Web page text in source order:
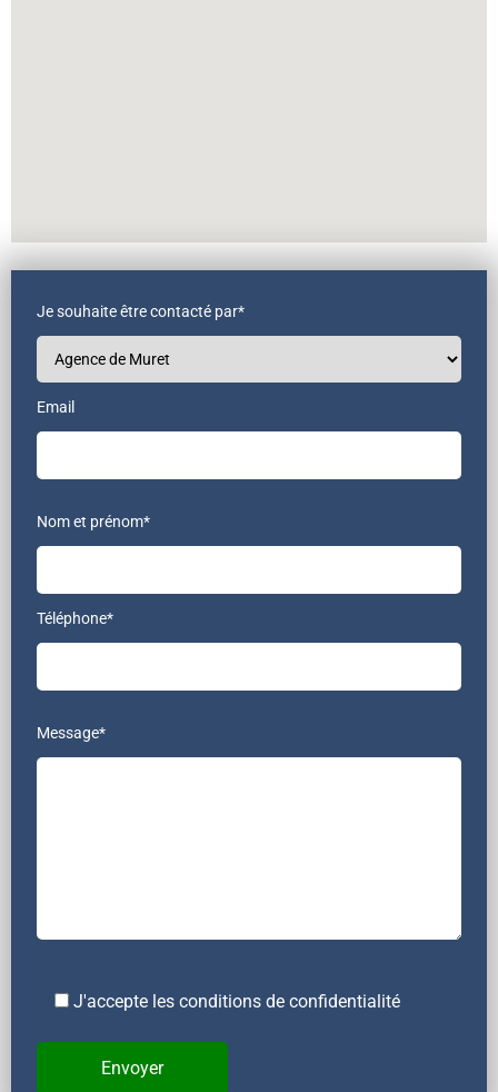
Je souhaite être contacté par*
Email
Nom et prénom*
Téléphone*
Message*
J'accepte les conditions de confidentialité